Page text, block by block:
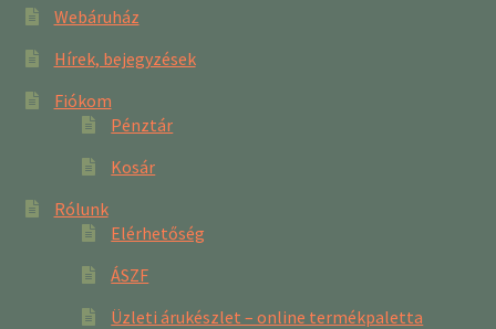
Webáruház
Hírek, bejegyzések
Fiókom
Pénztár
Kosár
Rólunk
Elérhetőség
ÁSZF
Üzleti árukészlet – online termékpaletta